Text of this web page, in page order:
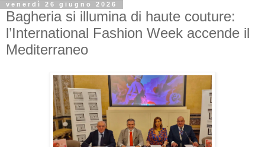
venerdì 26 giugno 2026
Bagheria si illumina di haute couture:
l’International Fashion Week accende il
Mediterraneo